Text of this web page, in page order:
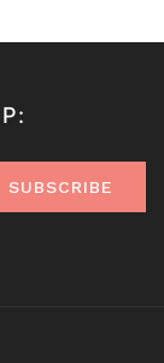
SUBSCRIBE